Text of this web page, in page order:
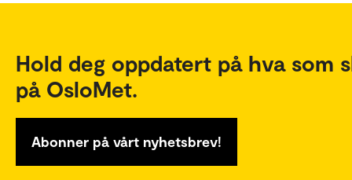
Hold deg oppdatert på hva som
på OsloMet.
Abonner på vårt nyhetsbrev!